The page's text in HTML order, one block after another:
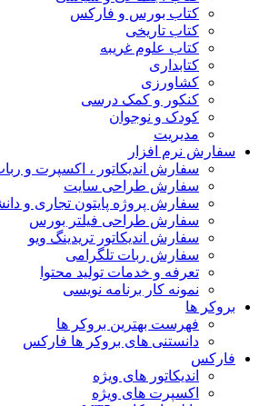
کتاب بورس و فارکس
کتاب تاریخی
کتاب علوم غریبه
کتابداری
کشاورزی
کنکور و کمک‌ درسی
کودک و نوجوان
مدیریت
سفارش نرم افزار
سفارش اندیکاتور ، اکسپرت و
سفارش طراحی سایت
سفارش پروژه پایتون تجاری و
سفارش طراحی فیلتر بورس
سفارش اندیکاتور تریدینگ ویو
سفارش ربات تلگرامی
تعرفه و خدمات تولید محتوا
نمونه کار برنامه نویسی
بروکر ها
فهرست بهترین بروکر ها
دانستنی های بروکر ها فارکس
فارکس
اندیکاتور های ویژه
اکسپرت های ویژه